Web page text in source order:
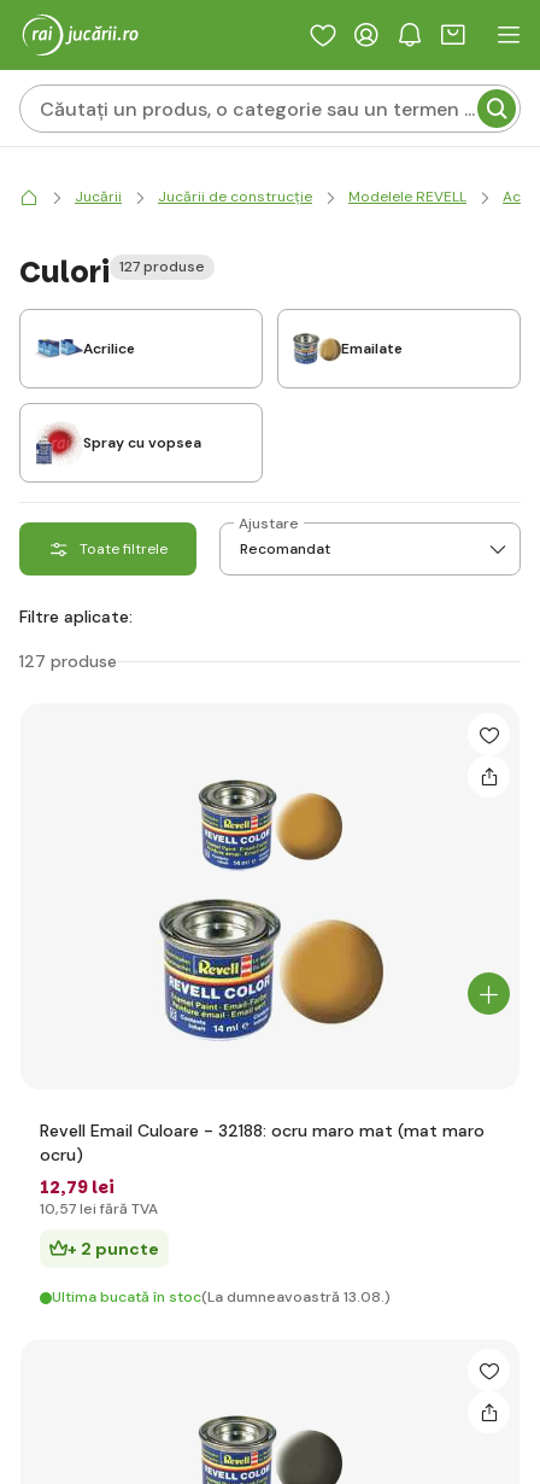
Jucării Jucării de construcție Modelele REVELL
Culori 127 produse
Acrilice Emailate
Spray cu vopsea
Toate filtrele
Ajustare
Filtre aplicate:
127 produse
Revell Email Culoare - 32188: ocru maro mat (mat maro
ocru)
12,79 lei
10,57 lei fără TVA
+ 2 puncte
Ultima bucată în stoc(La dumneavoastră 13.08.)